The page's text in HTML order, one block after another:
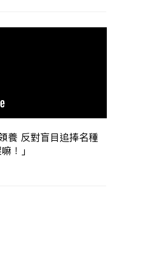
養 反對盲目追捧名種
！」